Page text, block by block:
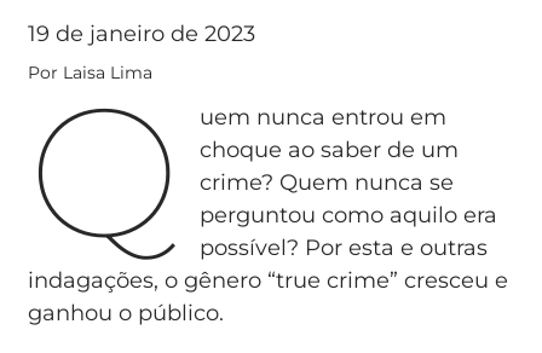
19 de janeiro de 2023
Por Laisa Lima
Q
uem nunca entrou em
choque ao saber de um
crime? Quem nunca se
perguntou como aquilo era
possível? Por esta e outras
indagações, o gênero “true crime” cresceu e
ganhou o público.